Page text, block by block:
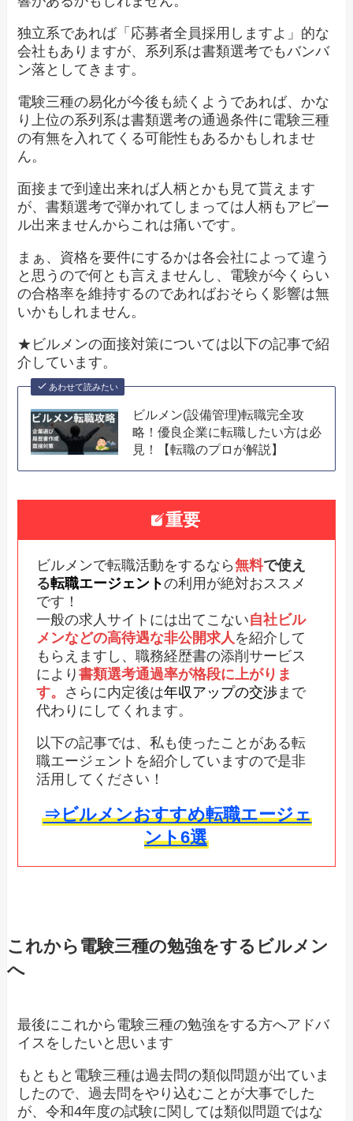
独立系であれば「応募者全員採用しますよ」的な
会社もありますが、系列系は書類選考でもバンバ
ン落としてきます。
電験三種の易化が今後も続くようであれば、かな
り上位の系列系は書類選考の通過条件に電験三種
の有無を入れてくる可能性もあるかもしれませ
ん。
面接まで到達出来れば人柄とかも見て貰えます
が、書類選考で弾かれてしまっては人柄もアピー
ル出来ませんからこれは痛いです。
まぁ、資格を要件にするかは各会社によって違う
と思うので何とも言えませんし、電験が今くらい
の合格率を維持するのであればおそらく影響は無
いかもしれません。
★ビルメンの面接対策については以下の記事で紹
介しています。
あわせて読みたい
ビルメン(設備管理)転職完全攻
略！優良企業に転職したい方は必
見！【転職のプロが解説】
重要
ビルメンで転職活動をするなら無料で使え
る転職エージェントの利用が絶対おススメ
です！
一般の求人サイトには出てこない自社ビル
メンなどの高待遇な非公開求人 を紹介して
もらえますし、職務経歴書の添削サービス
により 書類選考通過率が格段に上がりま
す。
さらに内定後は年収アップの交渉まで
代わりにしてくれます。
以下の記事では、私も使ったことがある転
職エージェントを紹介していますので是非
活用してください！
⇒ビルメンおすすめ転職エージェ
ント6選
これから電験三種の勉強をするビルメン
へ
最後にこれから電験三種の勉強をする方へアドバ
イスをしたいと思います
もともと電験三種は過去問の類似問題が出ていま
したので、過去問をやり込むことが大事でした
が、令和4年度の試験に関しては類似問題ではな